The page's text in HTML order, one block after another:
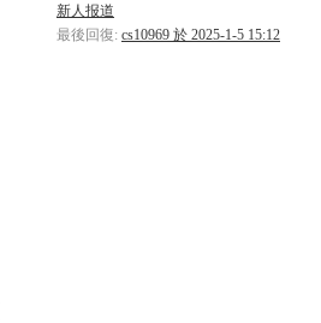
新人报道
最後回復: cs10969 於 2025-1-5 15:12